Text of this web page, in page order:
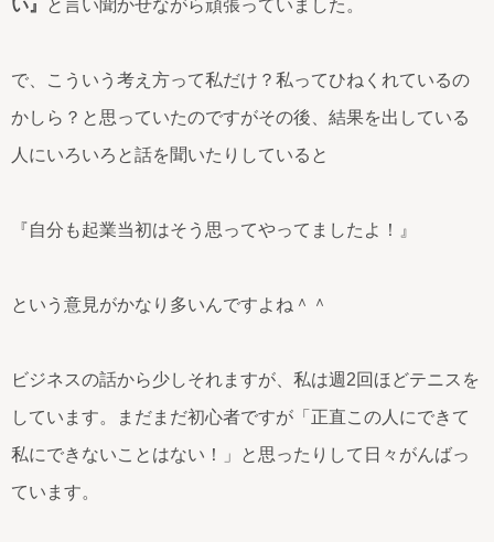
い』 と言い聞かせながら頑張っていました。
で、こういう考え方って私だけ？私ってひねくれているの
かしら？と思っていたのですがその後、結果を出している
人にいろいろと話を聞いたりしていると
『自分も起業当初はそう思ってやってましたよ！』
という意見がかなり多いんですよね＾＾
ビジネスの話から少しそれますが、私は週2回ほどテニスを
しています。まだまだ初心者ですが「正直この人にできて
私にできないことはない！」と思ったりして日々がんばっ
ています。